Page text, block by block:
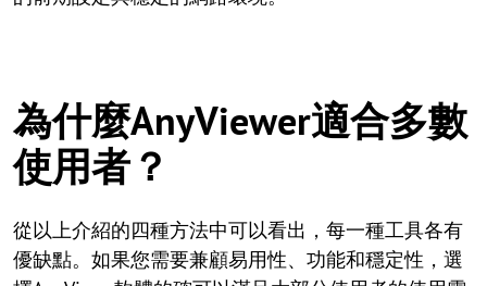
為什麼AnyViewer適合多數
使用者？
從以上介紹的四種方法中可以看出，每一種工具各有
優缺點。如果您需要兼顧易用性、功能和穩定性，選